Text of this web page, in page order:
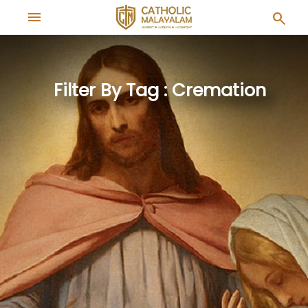
menu search
Filter By Tag : Cremation